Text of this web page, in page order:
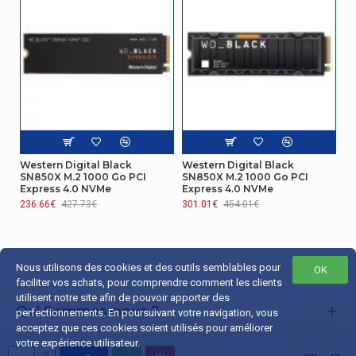
Western Digital Black
SN850X M.2 1000 Go PCI
Express 4.0 NVMe
236.66€ 427.73€
Western Digital Black
SN850X M.2 1000 Go PCI
Express 4.0 NVMe
301.01€ 454.01€
Qui Sommes-nous ?
Liens Utiles
OK
Nous utilisons des cookies et des outils semblables pour
faciliter vos achats, pour comprendre comment les clients
utilisent notre site afin de pouvoir apporter des
perfectionnements. En poursuivant votre navigation, vous
acceptez que ces cookies soient utilisés pour améliorer
votre expérience utilisateur.